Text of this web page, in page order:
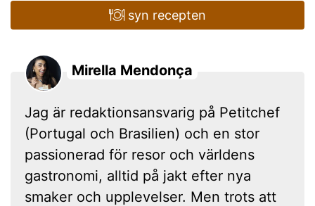
syn recepten
Mirella Mendonça
Jag är redaktionsansvarig på Petitchef
(Portugal och Brasilien) och en stor
passionerad för resor och världens
gastronomi, alltid på jakt efter nya
smaker och upplevelser. Men trots att